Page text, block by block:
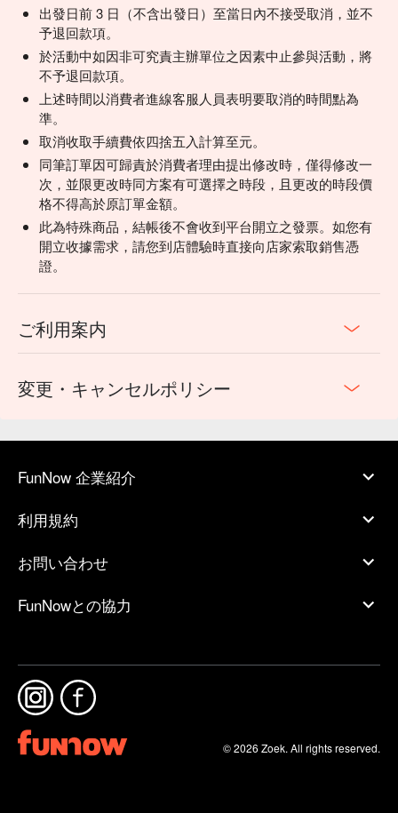
出發日前 3 日（不含出發日）至當日內不接受取消，並不
予退回款項。
於活動中如因非可究責主辦單位之因素中止參與活動，將
不予退回款項。
上述時間以消費者進線客服人員表明要取消的時間點為
準。
取消收取手續費依四捨五入計算至元。
同筆訂單因可歸責於消費者理由提出修改時，僅得修改一
次，並限更改時同方案有可選擇之時段，且更改的時段價
格不得高於原訂單金額。
此為特殊商品，結帳後不會收到平台開立之發票。如您有
開立收據需求，請您到店體驗時直接向店家索取銷售憑
證。
ご利用案内
変更・キャンセルポリシー
FunNow 企業紹介
利用規約
お問い合わせ
FunNowとの協力
© 2026 Zoek. All rights reserved.